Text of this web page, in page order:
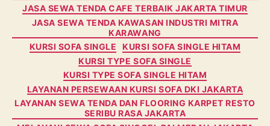
JASA SEWA TENDA CAFE TERBAIK JAKARTA TIMUR
JASA SEWA TENDA KAWASAN INDUSTRI MITRA
KARAWANG
KURSI SOFA SINGLE
KURSI SOFA SINGLE HITAM
KURSI TYPE SOFA SINGLE
KURSI TYPE SOFA SINGLE HITAM
LAYANAN PERSEWAAN KURSI SOFA DKI JAKARTA
LAYANAN SEWA TENDA DAN FLOORING KARPET RESTO
SERIBU RASA JAKARTA